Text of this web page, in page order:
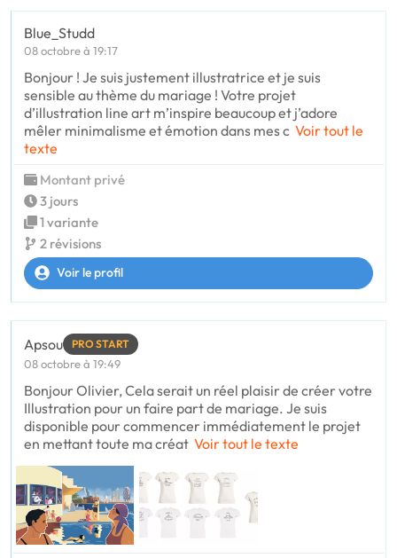
Blue_Studd
08 octobre à 19:17
Bonjour ! Je suis justement illustratrice et je suis
sensible au thème du mariage ! Votre projet
d’illustration line art m’inspire beaucoup et j’adore
mêler minimalisme et émotion dans mes c Voir tout le
texte
Montant privé
3 jours
1 variante
2 révisions
Voir le profil
Apsou PRO START
08 octobre à 19:49
Bonjour Olivier, Cela serait un réel plaisir de créer votre
Illustration pour un faire part de mariage. Je suis
disponible pour commencer immédiatement le projet
en mettant toute ma créat Voir tout le texte